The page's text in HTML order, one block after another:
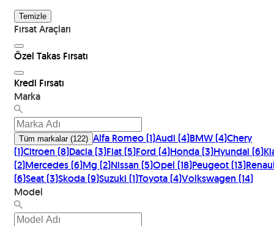
Temizle
Fırsat Araçları
Özel Takas Fırsatı
Kredi Fırsatı
Marka
Tüm markalar(122) Alfa Romeo(1)Audi (4)BMW(4)Chery
(1)Citroen (8)Dacia(3)Fiat(5)Ford (4)Honda(3)Hyundai (6)
(2)Mercedes(6)Mg (2)Nissan (5)Opel (18)Peugeot(13)
(6)Seat(3)Skoda(9)Suzuki (1)Toyota(4)Volkswagen (14)
Model